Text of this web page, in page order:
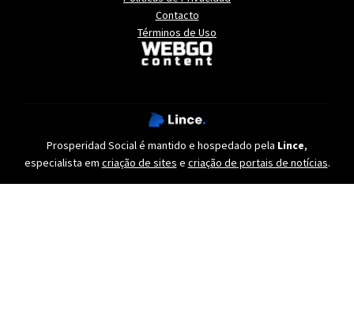
Contacto
Términos de Uso
Prosperidad Social é mantido e hospedado pela Lince,
especialista em criação de sites e criação de portais de notícias.